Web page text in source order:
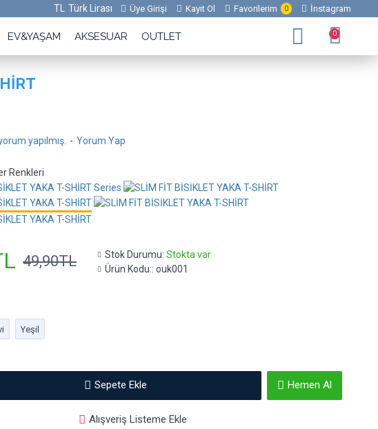
TL Türk Lirası Üye Girişi Kayıt Ol Favorilerim 0 İnstagram
EV&YAŞAM AKSESUAR OUTLET 0
yapılmış. - Yorum Yap
49,90TL Stok Durumu: Stokta var
Ürün Kodu:: ouk001
Renkleri
Yeşil
Sepete Ekle Hemen Al
Alışveriş Listeme Ekle